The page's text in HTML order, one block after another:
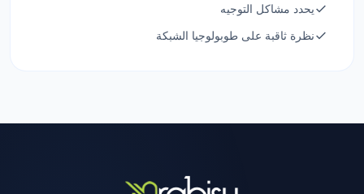
يحدد مشاكل التوجيه
نظرة ثاقبة على طوبولوجيا الشبكة